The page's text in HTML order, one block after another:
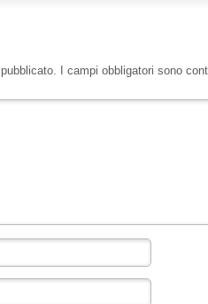
I campi obbligatori sono